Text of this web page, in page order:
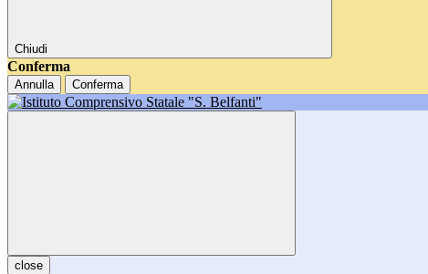
Chiudi
Conferma
Annulla Conferma
close